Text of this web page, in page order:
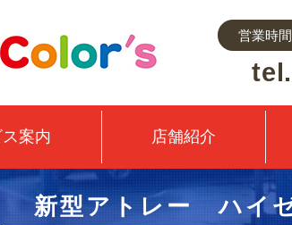
営業時
案内 店舗紹介
新型アトレー ハイ